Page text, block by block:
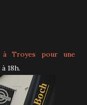
à Troyes pour une
18h.